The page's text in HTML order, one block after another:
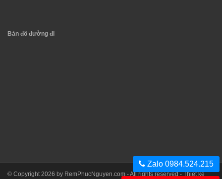
Bản đồ đường đi
© Copyright 2026 by RemPhucNguyen.com - All rights reserved -Thiết kế
Zalo 0984.524.215